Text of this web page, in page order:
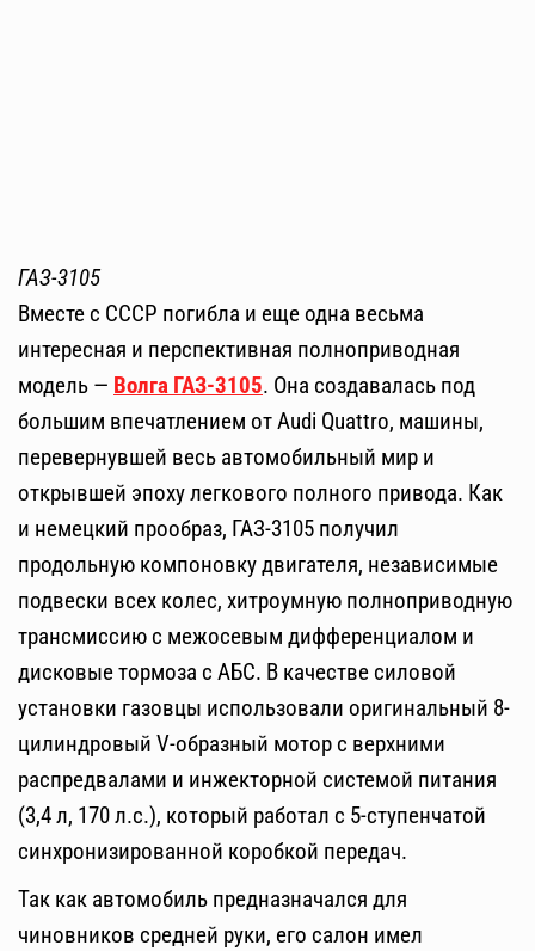
ГАЗ-3105
Вместе с СССР погибла и еще одна весьма
интересная и перспективная полноприводная
модель — Волга ГАЗ-3105. Она создавалась под
большим впечатлением от Audi Quattro, машины,
перевернувшей весь автомобильный мир и
открывшей эпоху легкового полного привода. Как
и немецкий прообраз, ГАЗ-3105 получил
продольную компоновку двигателя, независимые
подвески всех колес, хитроумную полноприводную
трансмиссию с межосевым дифференциалом и
дисковые тормоза с АБС. В качестве силовой
установки газовцы использовали оригинальный 8-
цилиндровый V-образный мотор с верхними
распредвалами и инжекторной системой питания
(3,4 л, 170 л.с.), который работал с 5-ступенчатой
синхронизированной коробкой передач.
Так как автомобиль предназначался для
чиновников средней руки, его салон имел